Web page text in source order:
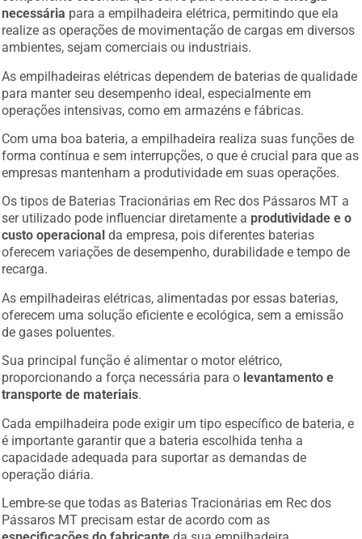
necessária para a empilhadeira elétrica, permitindo que ela
realize as operações de movimentação de cargas em diversos
ambientes, sejam comerciais ou industriais.
As empilhadeiras elétricas dependem de baterias de qualidade
para manter seu desempenho ideal, especialmente em
operações intensivas, como em armazéns e fábricas.
Com uma boa bateria, a empilhadeira realiza suas funções de
forma contínua e sem interrupções, o que é crucial para que as
empresas mantenham a produtividade em suas operações.
Os tipos de Baterias Tracionárias em Rec dos Pássaros MT a
ser utilizado pode influenciar diretamente a produtividade e o
custo operacional da empresa, pois diferentes baterias
oferecem variações de desempenho, durabilidade e tempo de
recarga.
As empilhadeiras elétricas, alimentadas por essas baterias,
oferecem uma solução eficiente e ecológica, sem a emissão
de gases poluentes.
Sua principal função é alimentar o motor elétrico,
proporcionando a força necessária para o levantamento e
transporte de materiais
Cada empilhadeira pode exigir um tipo específico de bateria, e
é importante garantir que a bateria escolhida tenha a
capacidade adequada para suportar as demandas de
operação diária.
Lembre-se que todas as Baterias Tracionárias em Rec dos
Pássaros MT precisam estar de acordo com as
especificações do fabricante da sua empilhadeira.